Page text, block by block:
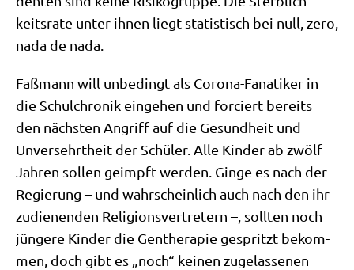
keits­ra­te unter ihnen liegt sta­ti­stisch bei null, zero,
nada de nada.
Faß­mann will unbe­dingt als Coro­na-Fana­ti­ker in
die Schul­chro­nik ein­ge­hen und for­ciert bereits
den näch­sten Angriff auf die Gesund­heit und
Unver­sehrt­heit der Schü­ler. Alle Kin­der ab zwölf
Jah­ren sol­len geimpft wer­den. Gin­ge es nach der
Regie­rung – und wahr­schein­lich auch nach den ihr
zudie­nen­den Reli­gi­ons­ver­tre­tern –, soll­ten noch
jün­ge­re Kin­der die Gen­the­ra­pie gespritzt bekom­
men, doch gibt es „noch“ kei­nen zuge­las­se­nen